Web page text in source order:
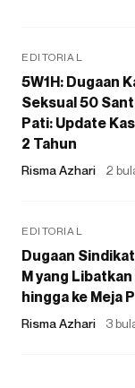
EDITORIAL
5W1H: Dugaan
Seksual 50
Pati: Update
2 Tahun
Risma Azhari 2
EDITORIAL
Dugaan
M yang
hingga ke Meja
Risma Azhari 3